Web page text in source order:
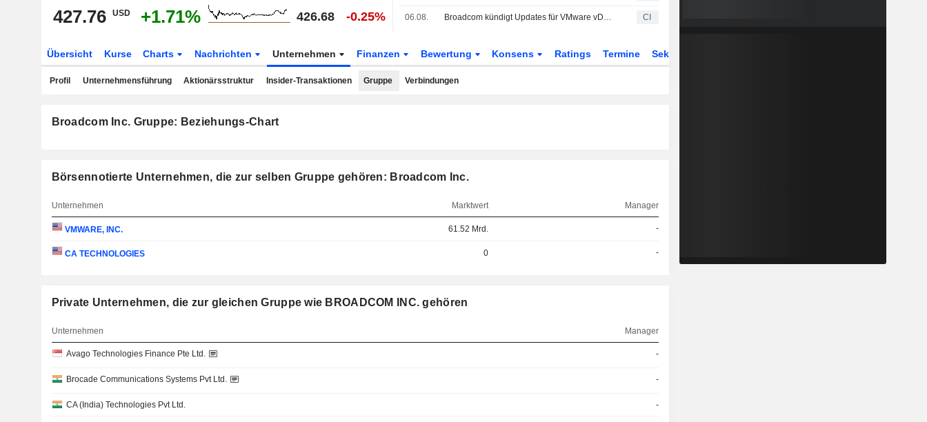
427.76 USD +1.71% 426.68 -0.25% 06.08. Broadcom kündigt Updates für VMware vDefend und Avi Load Balancer an CI
Übersicht Kurse Charts Nachrichten Unternehmen Finanzen Bewertung Konsens Ratings Termine Sektor
Profil Unternehmensführung Aktionärsstruktur Insider-Transaktionen Gruppe Verbindungen
Broadcom Inc. Gruppe: Beziehungs-Chart
Börsennotierte Unternehmen, die zur selben Gruppe gehören: Broadcom Inc.
Unternehmen Marktwert Manager
VMWARE, INC. 61.52 Mrd. -
CA TECHNOLOGIES 0 -
Private Unternehmen, die zur gleichen Gruppe wie BROADCOM INC. gehören
Unternehmen Manager
Avago Technologies Finance Pte Ltd. -
Brocade Communications Systems Pvt Ltd. -
CA (India) Technologies Pvt Ltd. -